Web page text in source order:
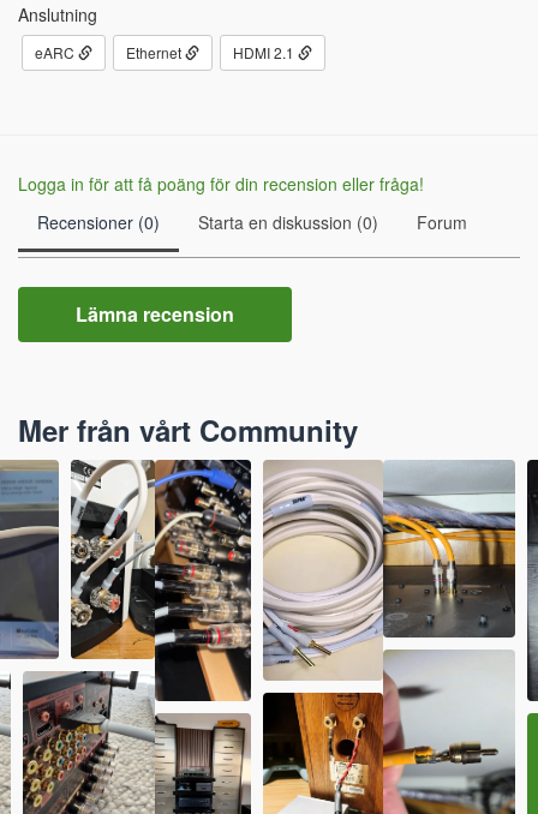
Anslutning
eARC Ethernet HDMI 2.1
Logga in för att få poäng för din recension eller fråga!
Recensioner (0)
Starta en diskussion (0) Forum
Lämna recension
Mer från vårt Community